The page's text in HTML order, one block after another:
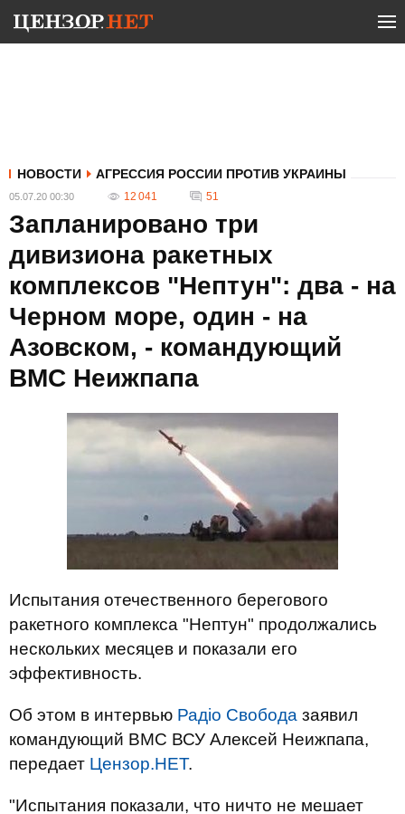
НОВОСТИ АГРЕССИЯ РОССИИ ПРОТИВ УКРАИНЫ
05.07.20 00:30 12 041 51
Запланировано три
дивизиона ракетных
комплексов "Нептун": два - на
Черном море, один - на
Азовском, - командующий
ВМС Неижпапа
Испытания отечественного берегового
ракетного комплекса "Нептун" продолжались
нескольких месяцев и показали его
эффективность.
Об этом в интервью Радіо Свобода заявил
командующий ВМС ВСУ Алексей Неижпапа,
передает Цензор.НЕТ.
"Испытания показали, что ничто не мешает